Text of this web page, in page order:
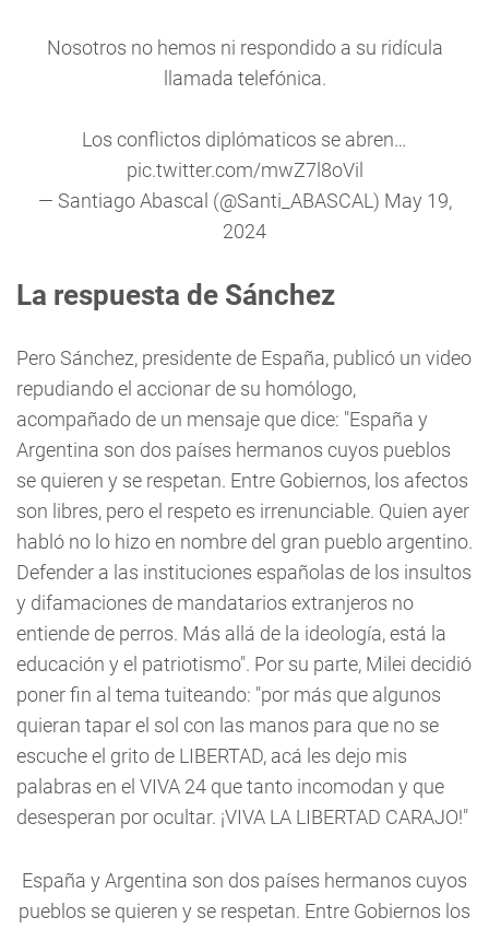
Nosotros no hemos ni respondido a su ridícula
llamada telefónica.
Los conflictos diplómaticos se abren…
pic.twitter.com/mwZ7l8oVil
— Santiago Abascal (@Santi_ABASCAL) May 19,
2024
La respuesta de Sánchez
Pero Sánchez, presidente de España, publicó un video
repudiando el accionar de su homólogo,
acompañado de un mensaje que dice: "España y
Argentina son dos países hermanos cuyos pueblos
se quieren y se respetan. Entre Gobiernos, los afectos
son libres, pero el respeto es irrenunciable. Quien ayer
habló no lo hizo en nombre del gran pueblo argentino.
Defender a las instituciones españolas de los insultos
y difamaciones de mandatarios extranjeros no
entiende de perros. Más allá de la ideología, está la
educación y el patriotismo". Por su parte, Milei decidió
poner fin al tema tuiteando: "por más que algunos
quieran tapar el sol con las manos para que no se
escuche el grito de LIBERTAD, acá les dejo mis
palabras en el VIVA 24 que tanto incomodan y que
desesperan por ocultar. ¡VIVA LA LIBERTAD CARAJO!"
España y Argentina son dos países hermanos cuyos
pueblos se quieren y se respetan. Entre Gobiernos los